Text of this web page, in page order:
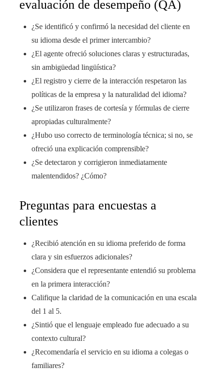
evaluación de desempeño (QA)
¿Se identificó y confirmó la necesidad del cliente en
su idioma desde el primer intercambio?
¿El agente ofreció soluciones claras y estructuradas,
sin ambigüedad lingüística?
¿El registro y cierre de la interacción respetaron las
políticas de la empresa y la naturalidad del idioma?
¿Se utilizaron frases de cortesía y fórmulas de cierre
apropiadas culturalmente?
¿Hubo uso correcto de terminología técnica; si no, se
ofreció una explicación comprensible?
¿Se detectaron y corrigieron inmediatamente
malentendidos? ¿Cómo?
Preguntas para encuestas a
clientes
¿Recibió atención en su idioma preferido de forma
clara y sin esfuerzos adicionales?
¿Considera que el representante entendió su problema
en la primera interacción?
Califique la claridad de la comunicación en una escala
del 1 al 5.
¿Sintió que el lenguaje empleado fue adecuado a su
contexto cultural?
¿Recomendaría el servicio en su idioma a colegas o
familiares?